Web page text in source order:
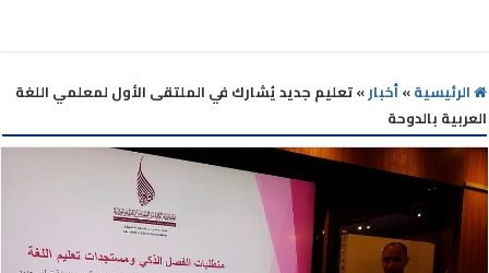
الرئيسية»أخبار»تعليم جديد يُشارك في الملتقى الأول لمعلمي اللغة
العربية بالدوحة